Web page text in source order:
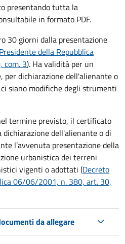
presentando tutta la
in formato PDF.
30 giorni dalla presentazione
della Repubblica
3). Ha validità per un
per dichiarazione dell'alienante o
siano modifiche degli strumenti
termine previsto, il certificato
dell'alienante o di
l’avvenuta presentazione della
urbanistica dei terreni
vigenti o adottati (Decreto
06/06/2001, n. 380, art. 30,
da allegare